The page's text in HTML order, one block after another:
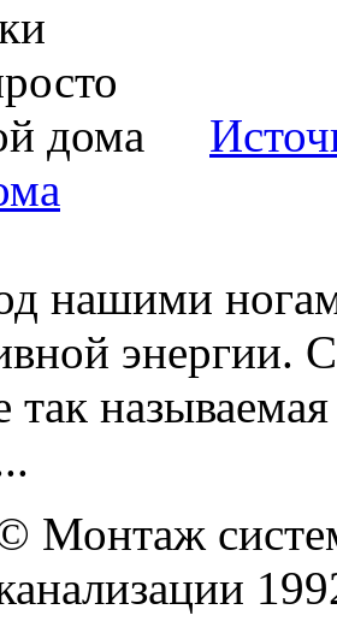
нашими
энергии.
так
Монтаж